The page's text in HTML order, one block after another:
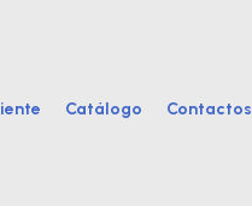
Catálogo Contactos